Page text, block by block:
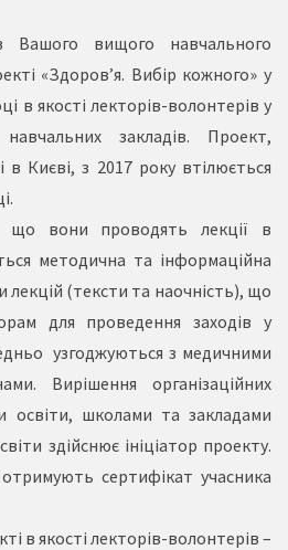
Вашого вищого навчального
«Здоров’я. Вибір кожного» у
в якості лекторів-волонтерів у
закладів. Проект,
Києві, з 2017 року втілюється
що вони проводять лекції в
методична та інформаційна
лекцій (тексти та наочність), що
для проведення заходів у
узгоджуються з медичними
Вирішення організаційних
освіти, школами та закладами
здійснює ініціатор проекту.
сертифікат учасника
в якості лекторів-волонтерів –